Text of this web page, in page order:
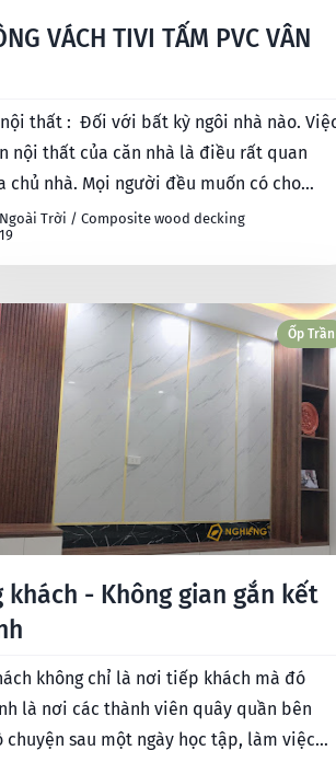
VÁCH TIVI TẤM PVC VÂN
kỳ ngôi nhà nào. Việc
nội thất của căn nhà là điều rất quan
chủ nhà. Mọi người đều muốn có cho
Ngoài Trời / Composite wood decking
Ốp Trần
khách - Không gian gắn kết
không chỉ là nơi tiếp khách mà đó
là nơi các thành viên quây quần bên
chuyện sau một ngày học tập, làm việc